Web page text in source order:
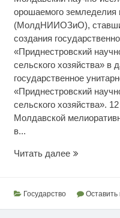
орошаемого земледелия
(МолдНИИОЗиО),
создания
«Приднестровский
сельского хозяйства» в
государственное
«Приднестровский
сельского хозяйства».
Молдавской
в...
Читать далееРазвитие
науки
Государство Оставить